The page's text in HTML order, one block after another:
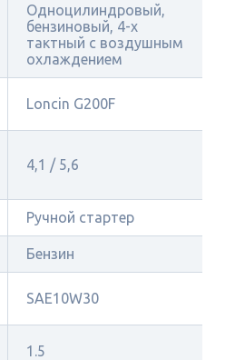
Одноцилиндровый,
бензиновый, 4-х
тактный с воздушным
охлаждением
Loncin G200F
4,1 / 5,6
Ручной стартер
Бензин
SAE10W30
1.5